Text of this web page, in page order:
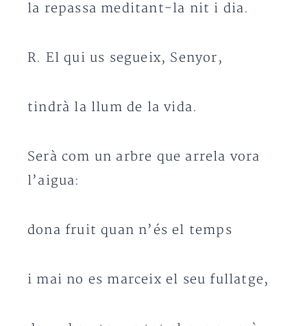
la repassa meditant-la nit i dia.
R. El qui us segueix, Senyor,
tindrà la llum de la vida.
Serà com un arbre que arrela vora
l’aigua:
dona fruit quan n’és el temps
i mai no es marceix el seu fullatge,